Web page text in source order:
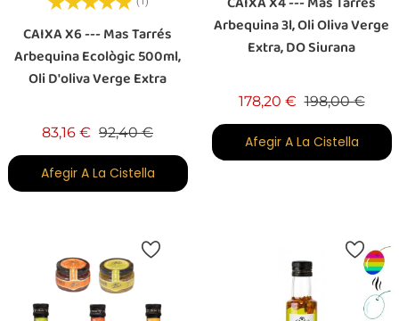
CAIXA X6 --- Mas Tarrés
Arbequina Ecològic 500ml,
Oli D'oliva Verge Extra
83,16 € Preu base
92,40 €Preu
Afegir A La Cistella
Arbequina 3l, Oli Oliva Verge
Extra, DO Siurana
178,20 € Preu base
198,00 €Preu
Afegir A La Cistella